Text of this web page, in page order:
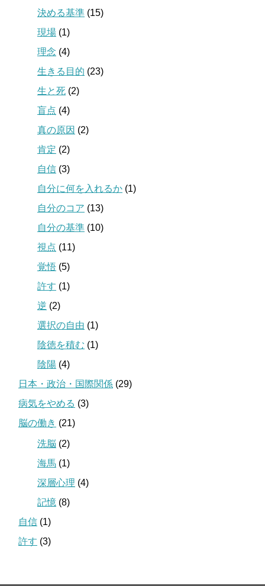
決める基準 (15)
現場 (1)
理念 (4)
生きる目的 (23)
生と死 (2)
盲点 (4)
真の原因 (2)
肯定 (2)
自信 (3)
自分に何を入れるか (1)
自分のコア (13)
自分の基準 (10)
視点 (11)
覚悟 (5)
許す (1)
逆 (2)
選択の自由 (1)
陰徳を積む (1)
陰陽 (4)
日本・政治・国際関係 (29)
病気をやめる (3)
脳の働き (21)
洗脳 (2)
海馬 (1)
深層心理 (4)
記憶 (8)
自信 (1)
許す (3)